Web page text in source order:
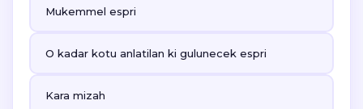
Mukemmel espri
O kadar kotu anlatilan ki gulunecek espri
Kara mizah